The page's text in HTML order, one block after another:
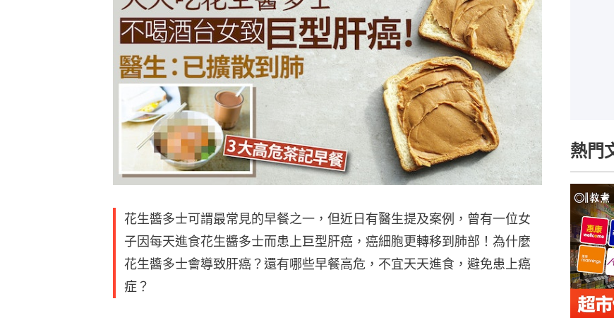
花生醬多士可謂最常見的早餐之一，但近日有醫生提及案例，曾有一位女
子因每天進食花生醬多士而患上巨型肝癌，癌細胞更轉移到肺部！為什麼
花生醬多士會導致肝癌？還有哪些早餐高危，不宜天天進食，避免患上癌
症？
熱門